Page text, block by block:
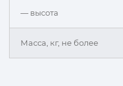
— высота
Масса, кг, не более